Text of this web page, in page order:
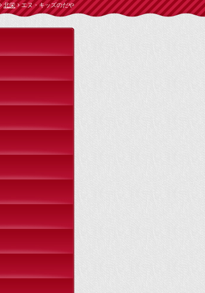
北栄 エヌ・キッズのだや